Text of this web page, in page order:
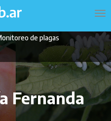
de plagas
Fernanda